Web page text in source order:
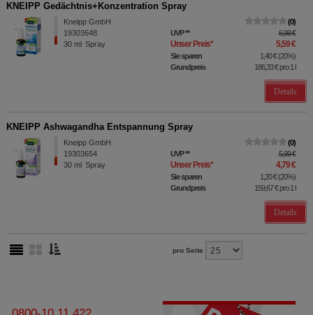
KNEIPP Gedächtnis+Konzentration Spray
Kneipp GmbH
19303648
30 ml Spray
0
UVP** 6,99 €
Unser Preis* 5,59 €
Sie sparen 1,40 €(20%)
Grundpreis
186,33 €pro 1 l
Details
KNEIPP Ashwagandha Entspannung Spray
Kneipp GmbH
19303654
30 ml Spray
0
UVP** 5,99 €
Unser Preis* 4,79 €
Sie sparen 1,20 €(20%)
Grundpreis
159,67 €pro 1 l
Details
pro Seite